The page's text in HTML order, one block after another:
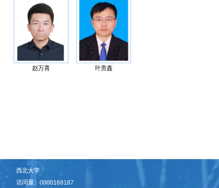
赵万青 叶贵鑫
西北大学
访问量：0000168187